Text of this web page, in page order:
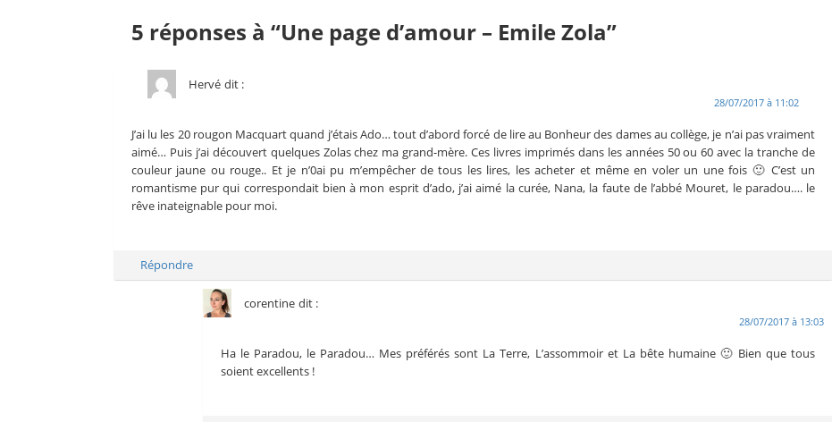
5 réponses à “Une page d’amour – Emile Zola”
Hervé dit :
28/07/2017 à 11:02
J’ai lu les 20 rougon Macquart quand j’étais Ado… tout d’abord forcé de lire au Bonheur des dames au collège, je n’ai pas vraiment
aimé… Puis j’ai découvert quelques Zolas chez ma grand-mère. Ces livres imprimés dans les années 50 ou 60 avec la tranche de
couleur jaune ou rouge.. Et je n’0ai pu m’empêcher de tous les lires, les acheter et même en voler un une fois 🙂 C’est un
romantisme pur qui correspondait bien à mon esprit d’ado, j’ai aimé la curée, Nana, la faute de l’abbé Mouret, le paradou…. le
rêve inateignable pour moi.
Répondre
corentine dit :
28/07/2017 à 13:03
Ha le Paradou, le Paradou… Mes préférés sont La Terre, L’assommoir et La bête humaine 🙂 Bien que tous
soient excellents !